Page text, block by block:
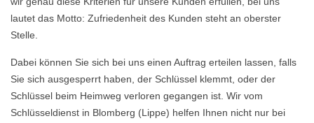
lautet das Motto: Zufriedenheit des Kunden steht an oberster
Stelle.
Dabei können Sie sich bei uns einen Auftrag erteilen lassen, falls
Sie sich ausgesperrt haben, der Schlüssel klemmt, oder der
Schlüssel beim Heimweg verloren gegangen ist. Wir vom
Schlüsseldienst in Blomberg (Lippe) helfen Ihnen nicht nur bei